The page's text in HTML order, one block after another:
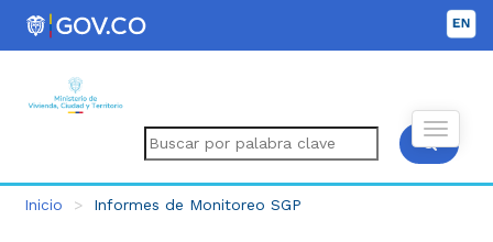
Inicio Informes de Monitoreo SGP